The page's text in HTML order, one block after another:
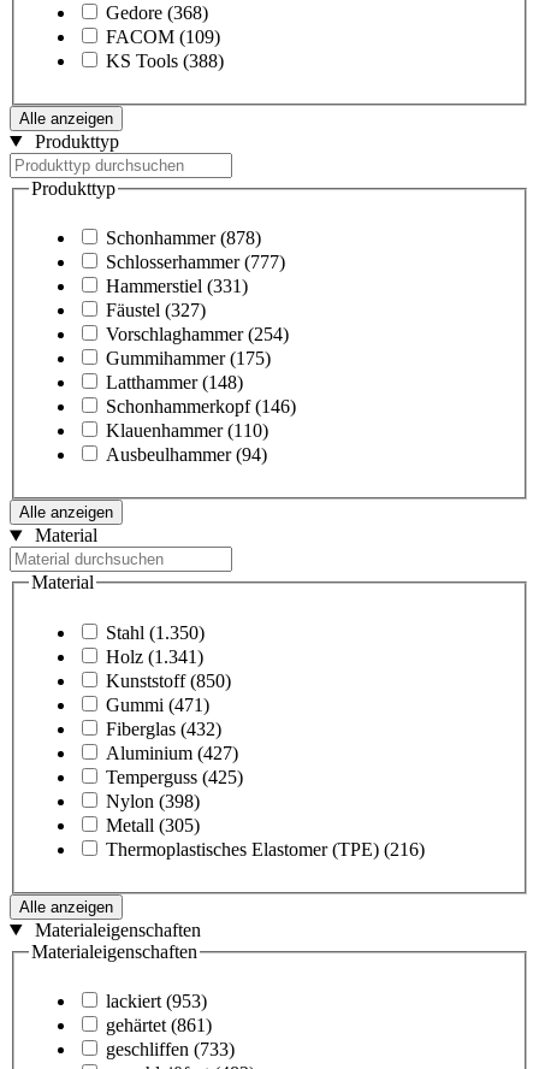
Gedore (368)
FACOM (109)
KS Tools (388)
Alle anzeigen
Produkttyp
Produkttyp
Schonhammer (878)
Schlosserhammer (777)
Hammerstiel (331)
Fäustel (327)
Vorschlaghammer (254)
Gummihammer (175)
Latthammer (148)
Schonhammerkopf (146)
Klauenhammer (110)
Ausbeulhammer (94)
Alle anzeigen
Material
Material
Stahl (1.350)
Holz (1.341)
Kunststoff (850)
Gummi (471)
Fiberglas (432)
Aluminium (427)
Temperguss (425)
Nylon (398)
Metall (305)
Thermoplastisches Elastomer (TPE) (216)
Alle anzeigen
Materialeigenschaften
Materialeigenschaften
lackiert (953)
gehärtet (861)
geschliffen (733)